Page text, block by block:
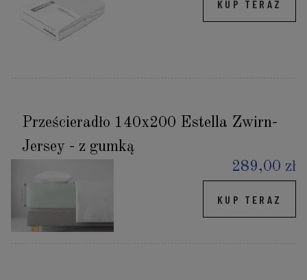
KUP TERAZ
Prześcieradło 140x200 Estella Zwirn-
Jersey - z gumką
289,00 zł
KUP TERAZ